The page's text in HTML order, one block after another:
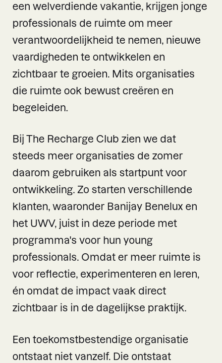
een welverdiende vakantie, krijgen jonge
professionals de ruimte om meer
verantwoordelijkheid te nemen, nieuwe
vaardigheden te ontwikkelen en
zichtbaar te groeien. Mits organisaties
die ruimte ook bewust creëren en
begeleiden.
Bij The Recharge Club zien we dat
steeds meer organisaties de zomer
daarom gebruiken als startpunt voor
ontwikkeling. Zo starten verschillende
klanten, waaronder Banijay Benelux en
het UWV, juist in deze periode met
programma's voor hun young
professionals. Omdat er meer ruimte is
voor reflectie, experimenteren en leren,
én omdat de impact vaak direct
zichtbaar is in de dagelijkse praktijk.
Een toekomstbestendige organisatie
ontstaat niet vanzelf. Die ontstaat